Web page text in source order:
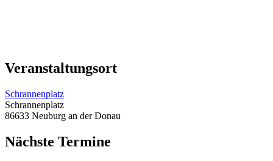
Veranstaltungsort
Schrannenplatz
Schrannenplatz
86633 Neuburg an der Donau
Nächste Termine